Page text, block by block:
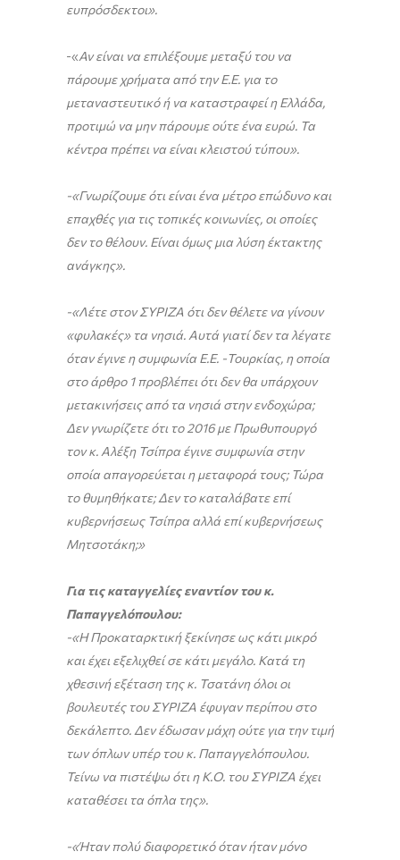
ευπρόσδεκτοι».
-«Αν είναι να επιλέξουμε μεταξύ του να
πάρουμε χρήματα από την Ε.Ε. για το
μεταναστευτικό ή να καταστραφεί η Ελλάδα,
προτιμώ να μην πάρουμε ούτε ένα ευρώ. Τα
κέντρα πρέπει να είναι κλειστού τύπου».
-«Γνωρίζουμε ότι είναι ένα μέτρο επώδυνο και
επαχθές για τις τοπικές κοινωνίες, οι οποίες
δεν το θέλουν. Είναι όμως μια λύση έκτακτης
ανάγκης».
-«Λέτε στον ΣΥΡΙΖΑ ότι δεν θέλετε να γίνουν
«φυλακές» τα νησιά. Αυτά γιατί δεν τα λέγατε
όταν έγινε η συμφωνία Ε.Ε. -Τουρκίας, η οποία
στο άρθρο 1 προβλέπει ότι δεν θα υπάρχουν
μετακινήσεις από τα νησιά στην ενδοχώρα;
Δεν γνωρίζετε ότι το 2016 με Πρωθυπουργό
τον κ. Αλέξη Τσίπρα έγινε συμφωνία στην
οποία απαγορεύεται η μεταφορά τους; Τώρα
το θυμηθήκατε; Δεν το καταλάβατε επί
κυβερνήσεως Τσίπρα αλλά επί κυβερνήσεως
Μητσοτάκη;»
Για τις καταγγελίες εναντίον του κ.
Παπαγγελόπουλου:
-«Η Προκαταρκτική ξεκίνησε ως κάτι μικρό
και έχει εξελιχθεί σε κάτι μεγάλο. Κατά τη
χθεσινή εξέταση της κ. Τσατάνη όλοι οι
βουλευτές του ΣΥΡΙΖΑ έφυγαν περίπου στο
δεκάλεπτο. Δεν έδωσαν μάχη ούτε για την τιμή
των όπλων υπέρ του κ. Παπαγγελόπουλου.
Τείνω να πιστέψω ότι η Κ.Ο. του ΣΥΡΙΖΑ έχει
καταθέσει τα όπλα της».
-«Ήταν πολύ διαφορετικό όταν ήταν μόνο